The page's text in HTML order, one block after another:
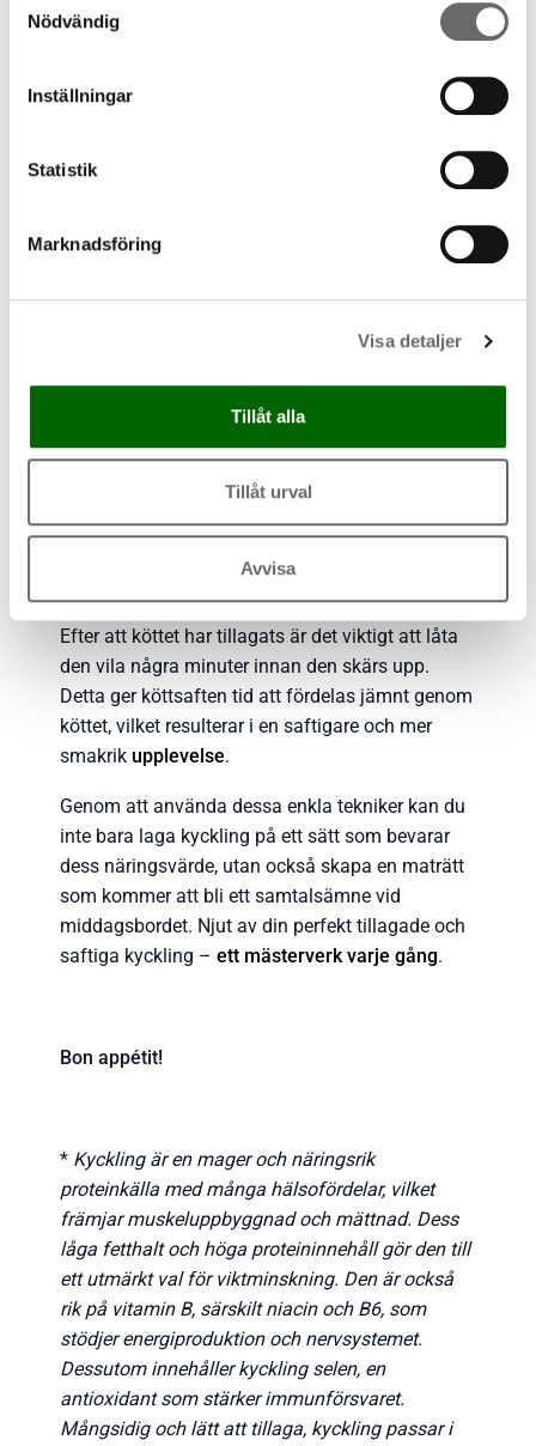
Nödvändig
Inställningar
Statistik
Marknadsföring
Visa detaljer
Tillåt alla
Tillåt urval
Avvisa
liten investering som kommer hjälpa dig i din
med vajer som du kan använda både i ugn och
stektermometer, tempsticka eller grilltermometer,
kärt barn har många namn. Dessa finns att köpa
Clas Ohlson
När du lagar mat hemma har du förmodligen inte
stoppa tillagningen precis när innertemperaturen
passerat 72°C.
kommer den att fortsätta gå upp några grader. Vi
alla har såklart olika referenser på hur vi är van
att äta vår kyckling men målet är att undvika att
Efter att köttet har tillagats är det viktigt att låta
den vila några minuter innan den skärs upp.
Detta ger köttsaften tid att fördelas jämnt genom
köttet, vilket resulterar i en saftigare och mer
smakrik upplevelse.
Genom att använda dessa enkla tekniker kan du
inte bara laga kyckling på ett sätt som bevarar
dess näringsvärde, utan också skapa en maträtt
som kommer att bli ett samtalsämne vid
middagsbordet. Njut av din perfekt tillagade och
saftiga kyckling – ett mästerverk varje gång.
Bon appétit!
* Kyckling är en mager och näringsrik
proteinkälla med många hälsofördelar, vilket
främjar muskeluppbyggnad och mättnad. Dess
låga fetthalt och höga proteininnehåll gör den till
ett utmärkt val för viktminskning. Den är också
rik på vitamin B, särskilt niacin och B6, som
stödjer energiproduktion och nervsystemet.
Dessutom innehåller kyckling selen, en
antioxidant som stärker immunförsvaret.
Mångsidig och lätt att tillaga, kyckling passar i